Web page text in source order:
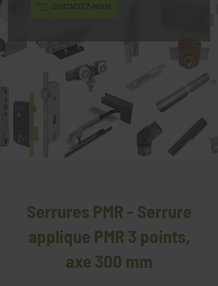
CONTACTEZ-NOUS
Serrures PMR - Serrure
applique PMR 3 points,
axe 300 mm